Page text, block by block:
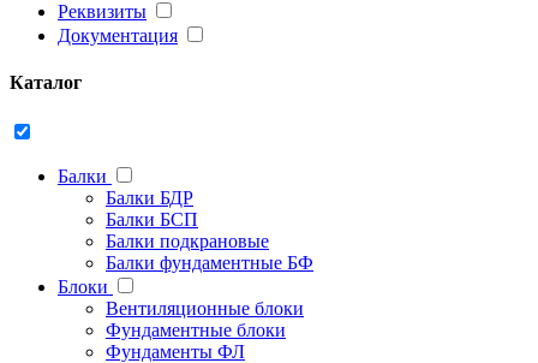
Реквизиты
Документация
Каталог
Балки
Балки БДР
Балки БСП
Балки подкрановые
Балки фундаментные БФ
Блоки
Вентиляционные блоки
Фундаментные блоки
Фундаменты ФЛ